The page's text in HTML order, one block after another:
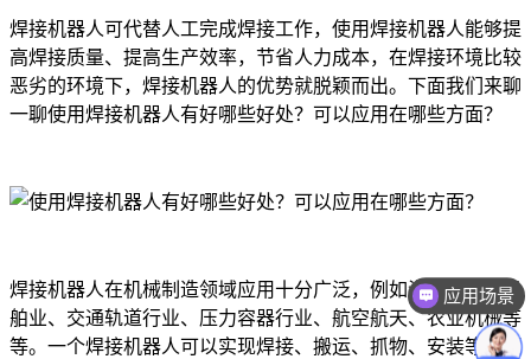
焊接机器人可代替人工完成焊接工作，使用焊接机器人能够提
高焊接质量、提高生产效率，节省人力成本，在焊接环境比较
恶劣的环境下，焊接机器人的优势就脱颖而出。下面我们来聊
一聊使用焊接机器人有好哪些好处？可以应用在哪些方面？
焊接机器人在机械制造领域应用十分广泛，例如汽车制造、船
舶业、交通轨道行业、压力容器行业、航空航天、农业机械等
等。一个焊接机器人可以实现焊接、搬运、抓物、安装等多项
应用场景